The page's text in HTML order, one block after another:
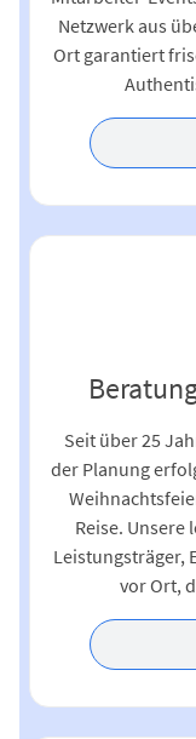
Netzwerk aus
Ort garantiert
Seit über 25
der Planung
Reise. Unsere
Leistungsträger,
vor Ort,